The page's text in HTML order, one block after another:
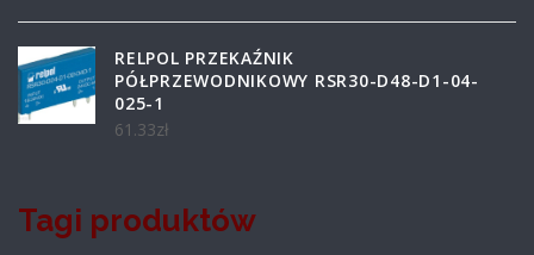
RELPOL PRZEKAŹNIK
PÓŁPRZEWODNIKOWY RSR30-D48-D1-04-
025-1
61.33zł
Tagi produktów